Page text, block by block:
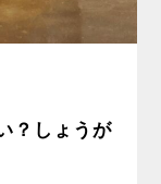
？しょうが